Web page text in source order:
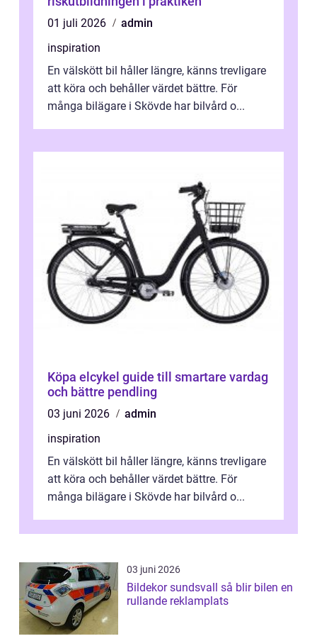
01 juli 2026
admin
inspiration
En välskött bil håller längre, känns trevligare
att köra och behåller värdet bättre. För
många bilägare i Skövde har bilvård o...
Köpa elcykel guide till smartare vardag
och bättre pendling
03 juni 2026
admin
inspiration
En välskött bil håller längre, känns trevligare
att köra och behåller värdet bättre. För
många bilägare i Skövde har bilvård o...
03 juni 2026
Bildekor sundsvall så blir bilen en
rullande reklamplats